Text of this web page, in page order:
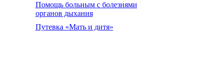
Помощь больным с болезнями
органов дыхания
Путевка «Мать и дитя»